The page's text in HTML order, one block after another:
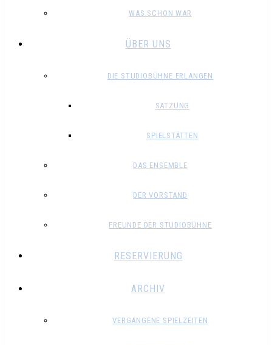
WAS SCHON WAR
ÜBER UNS
DIE STUDIOBÜHNE ERLANGEN
SATZUNG
SPIELSTÄTTEN
DAS ENSEMBLE
DER VORSTAND
FREUNDE DER STUDIOBÜHNE
RESERVIERUNG
ARCHIV
VERGANGENE SPIELZEITEN